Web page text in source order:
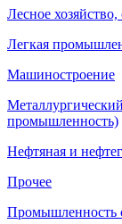
Лесное
Легкая
Машиностроение
промышленность)
Нефтяная и
Прочее
Промышленность